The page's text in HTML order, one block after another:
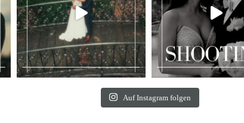
Auf Instagram folgen